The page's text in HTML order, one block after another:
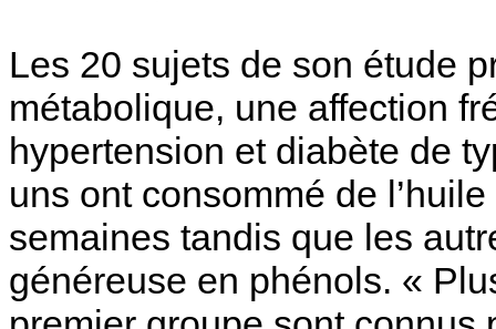
Les 20 sujets de son étude
métabolique, une affection
hypertension et diabète de
uns ont consommé de
semaines tandis que les
généreuse en phénols. «